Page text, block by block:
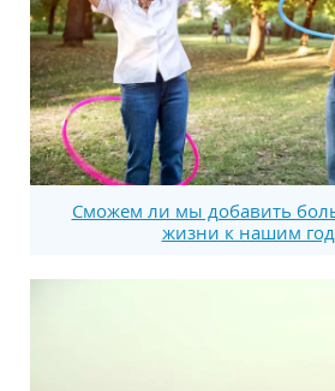
Сможем ли мы добавить
жизни к нашим